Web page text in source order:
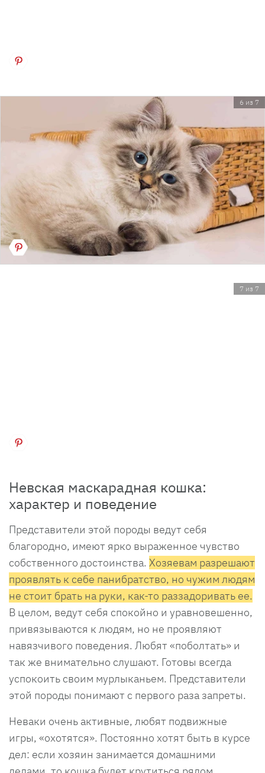
6 из 7
7 из 7
Невская маскарадная кошка:
характер и поведение
Представители этой породы ведут себя
благородно, имеют ярко выраженное чувство
собственного достоинства. Хозяевам разрешают
проявлять к себе панибратство, но чужим людям
не стоит брать на руки, как-то раззадоривать ее.
В целом, ведут себя спокойно и уравновешенно,
привязываются к людям, но не проявляют
навязчивого поведения. Любят «поболтать» и
так же внимательно слушают. Готовы всегда
успокоить своим мурлыканьем. Представители
этой породы понимают с первого раза запреты.
Неваки очень активные, любят подвижные
игры, «охотятся». Постоянно хотят быть в курсе
дел: если хозяин занимается домашними